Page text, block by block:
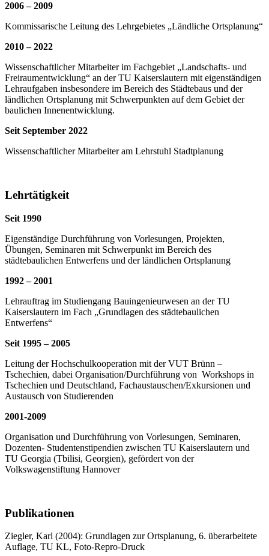
2006 – 2009
Kommissarische Leitung des Lehrgebietes „Ländliche Ortsplanung“
2010 – 2022
Wissenschaftlicher Mitarbeiter im Fachgebiet „Landschafts- und
Freiraumentwicklung“ an der TU Kaiserslautern mit eigenständigen
Lehraufgaben insbesondere im Bereich des Städtebaus und der
ländlichen Ortsplanung mit Schwerpunkten auf dem Gebiet der
baulichen Innenentwicklung.
Seit September 2022
Wissenschaftlicher Mitarbeiter am Lehrstuhl Stadtplanung
Lehrtätigkeit
Seit 1990
Eigenständige Durchführung von Vorlesungen, Projekten,
Übungen, Seminaren mit Schwerpunkt im Bereich des
städtebaulichen Entwerfens und der ländlichen Ortsplanung
1992 – 2001
Lehrauftrag im Studiengang Bauingenieurwesen an der TU
Kaiserslautern im Fach „Grundlagen des städtebaulichen
Entwerfens“
Seit 1995 – 2005
Leitung der Hochschulkooperation mit der VUT Brünn –
Tschechien, dabei Organisation/Durchführung von Workshops in
Tschechien und Deutschland, Fachaustauschen/Exkursionen und
Austausch von Studierenden
2001-2009
Organisation und Durchführung von Vorlesungen, Seminaren,
Dozenten- Studentenstipendien zwischen TU Kaiserslautern und
TU Georgia (Tbilisi, Georgien), gefördert von der
Volkswagenstiftung Hannover
Publikationen
Ziegler, Karl (2004): Grundlagen zur Ortsplanung, 6. überarbeitete
Auflage, TU KL, Foto-Repro-Druck